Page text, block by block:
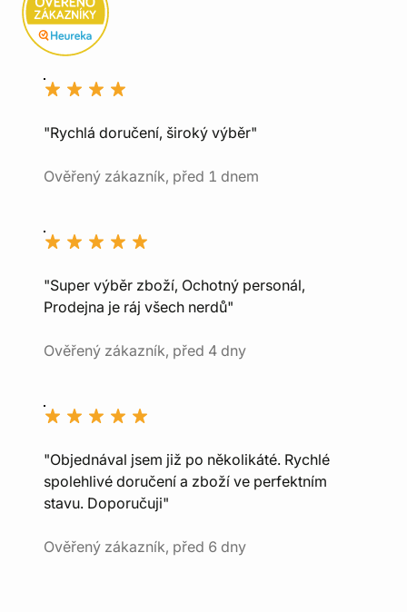
"Rychlá doručení, široký výběr"
Ověřený zákazník, před 1 dnem
"Super výběr zboží, Ochotný personál,
Prodejna je ráj všech nerdů"
Ověřený zákazník, před 4 dny
"Objednával jsem již po několikáté. Rychlé
spolehlivé doručení a zboží ve perfektním
stavu. Doporučuji"
Ověřený zákazník, před 6 dny